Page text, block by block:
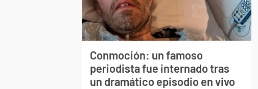
Conmoción: un famoso
periodista fue internado tras
un dramático episodio en vivo